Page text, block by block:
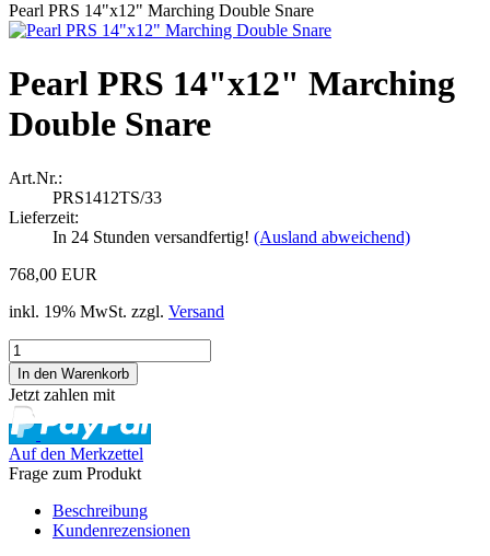
Pearl PRS 14"x12" Marching Double Snare
Pearl PRS 14"x12" Marching
Double Snare
Art.Nr.:
PRS1412TS/33
Lieferzeit:
In 24 Stunden versandfertig! (Ausland abweichend)
768,00 EUR
inkl. 19% MwSt. zzgl. Versand
Jetzt zahlen mit
Auf den Merkzettel
Frage zum Produkt
Beschreibung
Kundenrezensionen